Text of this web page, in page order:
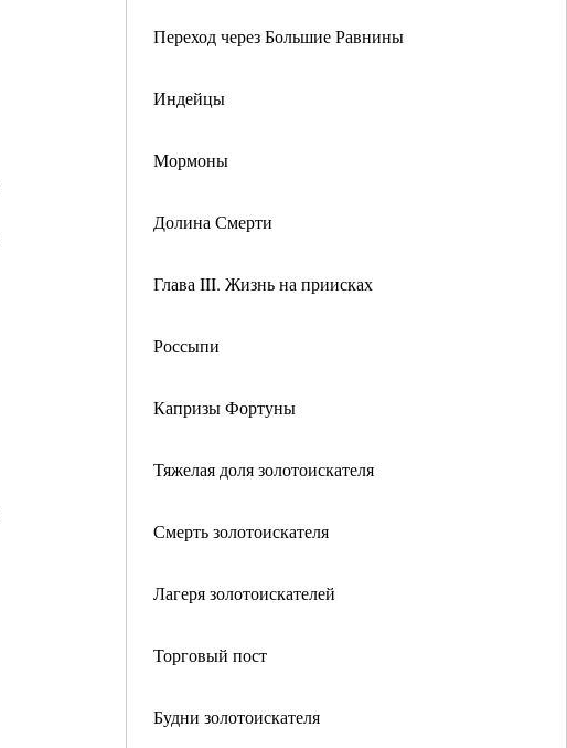
Переход через Большие Равнины
Индейцы
Мормоны
Долина Смерти
Глава III. Жизнь на приисках
Россыпи
Капризы Фортуны
Тяжелая доля золотоискателя
Смерть золотоискателя
Лагеря золотоискателей
Торговый пост
Будни золотоискателя